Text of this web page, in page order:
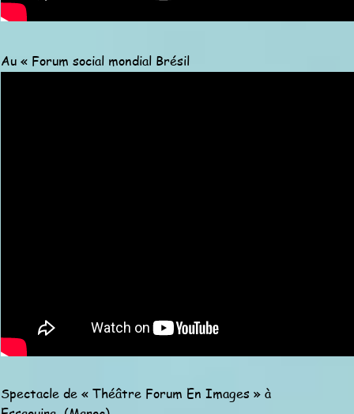
Au « Forum social mondial Brésil
Spectacle de « Théâtre Forum En Images » à